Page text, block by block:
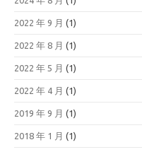
2022 年 9 月 (1)
2022 年 8 月 (1)
2022 年 5 月 (1)
2022 年 4 月 (1)
2019 年 9 月 (1)
2018 年 1 月 (1)